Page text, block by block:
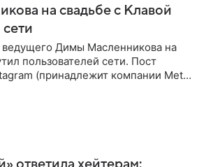
на свадьбе с Клавой
Димы Масленникова на
пользователей сети. Пост
(принадлежит компании Meta,